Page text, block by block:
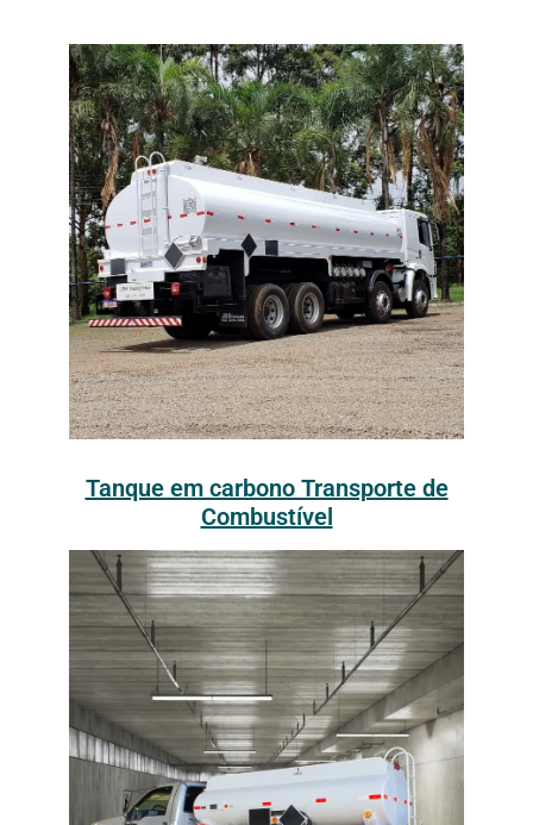
Tanque em carbono Transporte de
Combustível